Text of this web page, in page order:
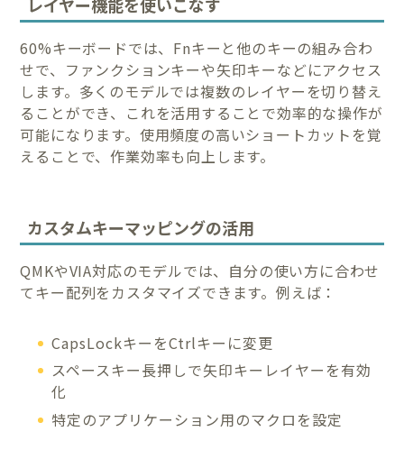
レイヤー機能を使いこなす
60%キーボードでは、Fnキーと他のキーの組み合わ
せで、ファンクションキーや矢印キーなどにアクセス
します。多くのモデルでは複数のレイヤーを切り替え
ることができ、これを活用することで効率的な操作が
可能になります。使用頻度の高いショートカットを覚
えることで、作業効率も向上します。
カスタムキーマッピングの活用
QMKやVIA対応のモデルでは、自分の使い方に合わせ
てキー配列をカスタマイズできます。例えば：
CapsLockキーをCtrlキーに変更
スペースキー長押しで矢印キーレイヤーを有効
化
特定のアプリケーション用のマクロを設定